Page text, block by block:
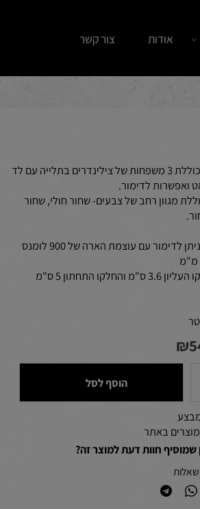
אודות צור קשר
סדרת ROLAN 9W כוללת 3 משפחות של צילינדרים בתלייה עם לד
רחב של צבעים- שחור חולי, שחור
עובי הצילינדר בחלקו העליון 3.6 ס"מ והחלקו התחתון 5 ס"מ
הוסף לסל
חוות דעת למוצר זה?